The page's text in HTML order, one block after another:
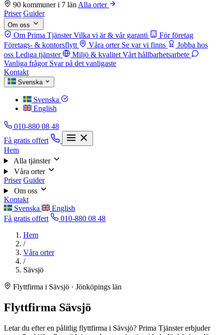
90 kommuner i 7 län Alla orter
Priser Guider
Om oss
Om Prima Tjänster Vilka vi är & vår garanti
För företag
Företags- & kontorsflytt
Våra orter Se var vi finns
Jobba hos
oss Lediga tjänster Miljö & kvalitet Vårt hållbarhetsarbete
Vanliga frågor Svar på det vanligaste
Kontakt
Svenska
Svenska
English
010-880 08 48
Få gratis offert
Hem
Alla tjänster
Våra orter
Priser Guider
Om oss
Kontakt
Svenska
English
Få gratis offert
010-880 08 48
Hem
/
Våra orter
/
Sävsjö
Flyttfirma i Sävsjö · Jönköpings län
Flyttfirma Sävsjö
Letar du efter en pålitlig flyttfirma i Sävsjö? Prima Tjänster erbjuder